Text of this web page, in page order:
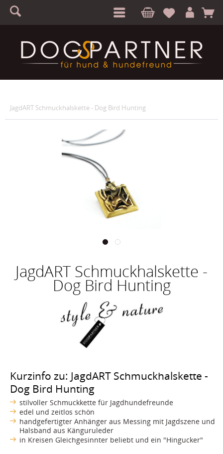
S A
JagdART Schmuckhalskette - Dog Bird Hunting
JagdART Schmuckhalskette -
Dog Bird Hunting
Kurzinfo zu: JagdART Schmuckhalskette -
Dog Bird Hunting
stilvoller Schmuckkette für Jagdhundefreunde
edel und zeitlos schön
handgefertigter Anhänger aus Messing mit Jagdszene und
Halsband aus Känguruleder
in Kreisen Gleichgesinnter beliebt und ein "Hingucker"